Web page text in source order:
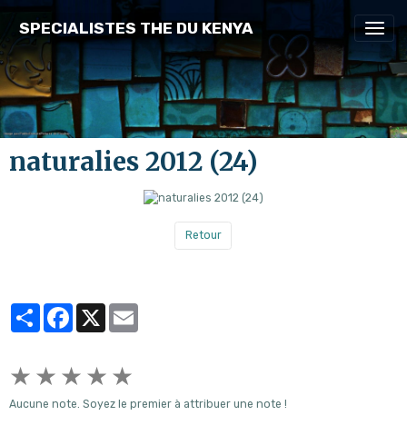
SPECIALISTES THE DU KENYA
naturalies 2012 (24)
Retour
PartagerFacebook
★ ★ ★ ★ ★
Aucune note. Soyez le premier à attribuer une note !